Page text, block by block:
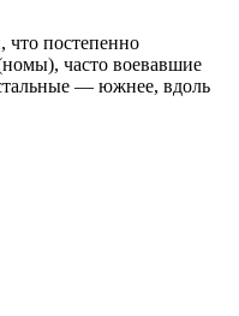
что постепенно
часто воевавшие
— южнее, вдоль